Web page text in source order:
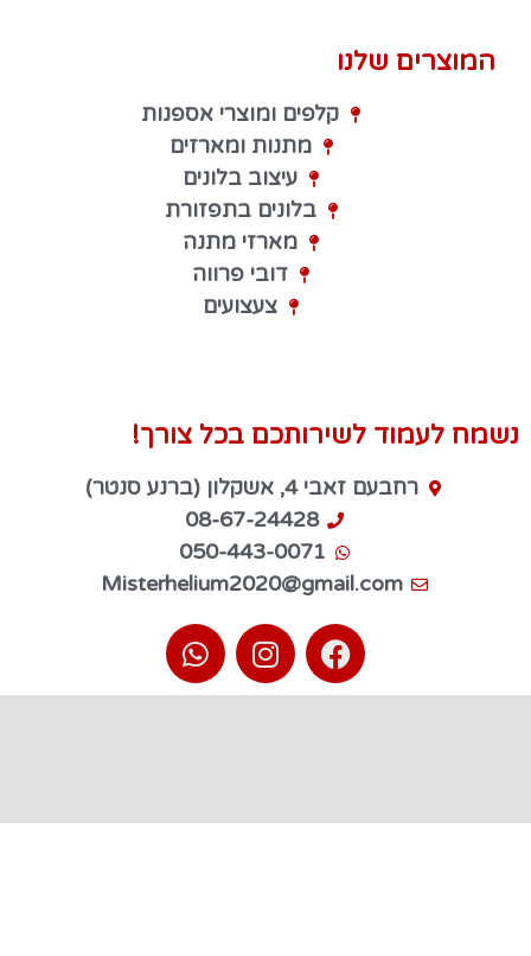
המוצרים שלנו
קלפים ומוצרי אספנות
מתנות ומארזים
עיצוב בלונים
בלונים בתפזורת
מארזי מתנה
דובי פרווה
צעצועים
נשמח לעמוד לשירותכם בכל צורך!
רחבעם זאבי 4, אשקלון (ברנע סנטר)
08-67-24428
050-443-0071
Misterhelium2020@gmail.com